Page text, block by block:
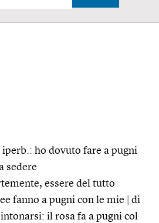
iperb. : ho dovuto fare a pugni
sedere
essere del tutto
fanno a pugni con le mie
di
il rosa fa a pugni col